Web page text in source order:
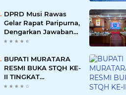
DPRD Musi Rawas
Gelar Rapat Paripurna,
Dengarkan Jawaban
Eksekutif Atas 4
BUPATI MURATARA
RESMI BUKA STQH KE-
II TINGKAT
KABUPATEN